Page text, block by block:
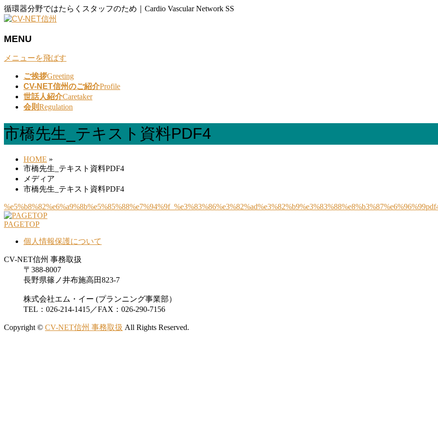
循環器分野ではたらくスタッフのため｜Cardio Vascular Network SS
MENU
メニューを飛ばす
ご挨拶Greeting
CV-NET信州のご紹介Profile
世話人紹介Caretaker
会則Regulation
市橋先生_テキスト資料PDF4
HOME »
市橋先生_テキスト資料PDF4
メディア
市橋先生_テキスト資料PDF4
PAGETOP
個人情報保護について
CV-NET信州 事務取扱
〒388-8007
長野県篠ノ井布施高田823-7
株式会社エム・イー (プランニング事業部）
TEL：026-214-1415／FAX：026-290-7156
Copyright © CV-NET信州 事務取扱 All Rights Reserved.